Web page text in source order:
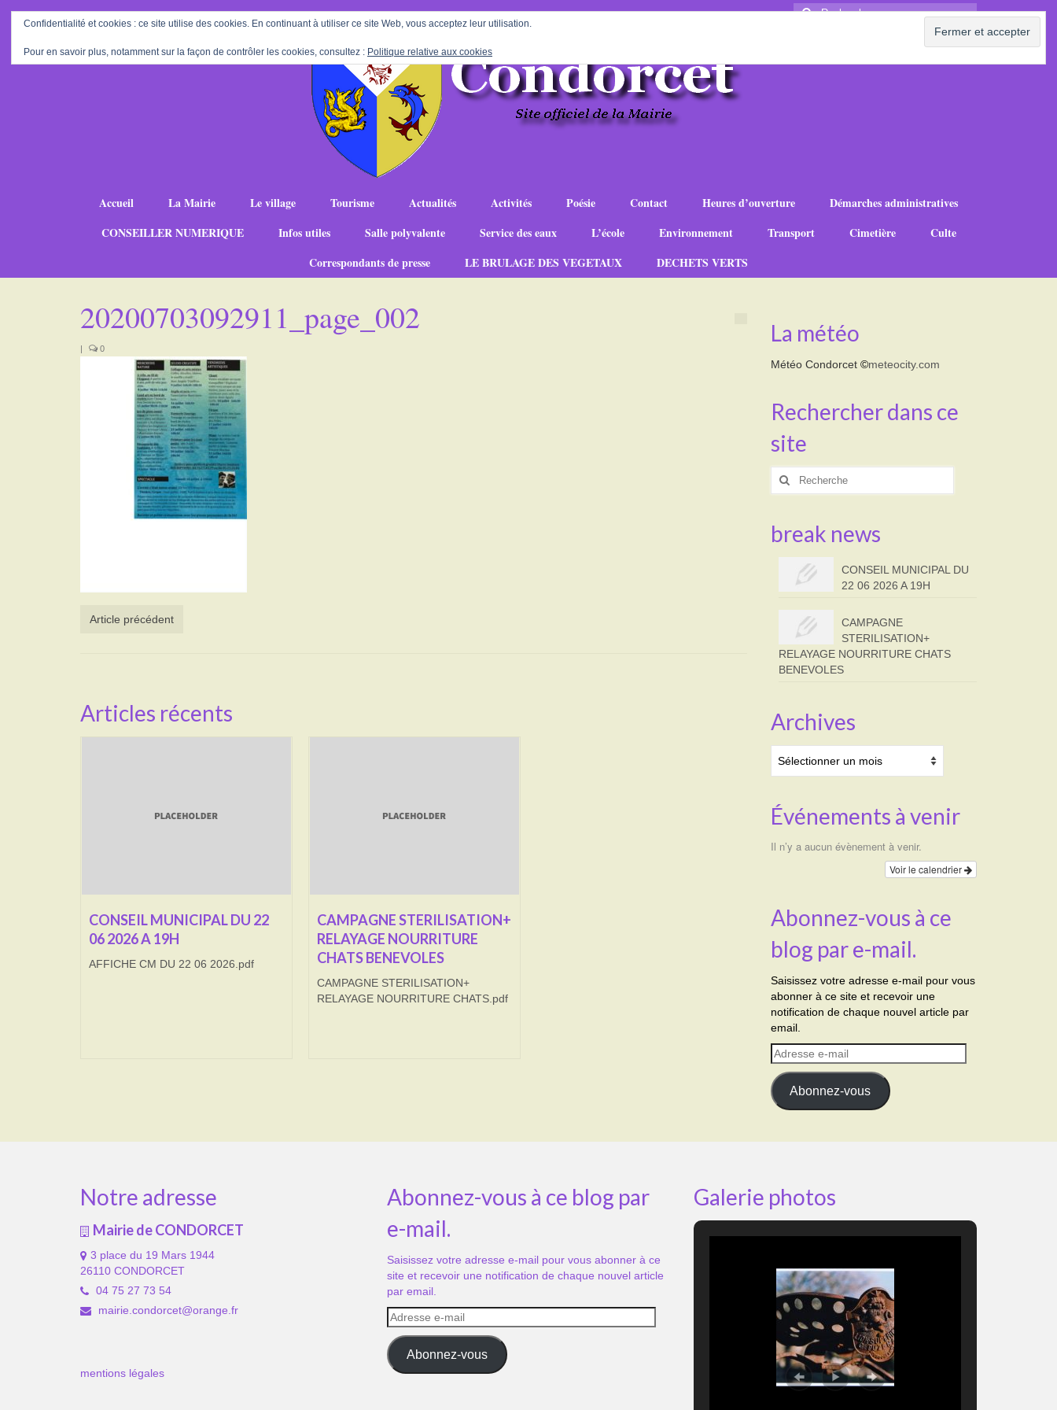
Rechercher
Accueil La Mairie Le village Tourisme Actualités Activités Poésie Contact Heures d’ouverture
Démarches administratives
CONSEILLER NUMERIQUE
Infos utiles Salle polyvalente Service des eaux L’école Environnement Transport Cimetière
Culte
Correspondants de presse
LE BRULAGE DES VEGETAUX DECHETS VERTS
20200703092911_page_002
| 0
Article précédent
Articles récents
CONSEIL MUNICIPAL DU 22
06 2026 A 19H
AFFICHE CM DU 22 06 2026.pdf
CAMPAGNE STERILISATION+
RELAYAGE NOURRITURE
CHATS BENEVOLES
CAMPAGNE STERILISATION+
RELAYAGE NOURRITURE CHATS.pdf
La météo
Météo Condorcet©meteocity.com
Rechercher dans ce
site
Rechercher
break news
CONSEIL MUNICIPAL DU
22 06 2026 A 19H
CAMPAGNE
STERILISATION+
RELAYAGE NOURRITURE CHATS
BENEVOLES
Archives
Événements à venir
Il n’y a aucun évènement à venir.
Voir le calendrier
Abonnez-vous à ce
blog par e-mail.
Saisissez votre adresse e-mail pour vous
abonner à ce site et recevoir une
notification de chaque nouvel article par
email.
Adresse
e-
mail
Abonnez-vous
Notre adresse
Mairie de CONDORCET
3 place du 19 Mars 1944
26110 CONDORCET
04 75 27 73 54
mairie.condorcet@orange.fr
mentions légales
Abonnez-vous à ce blog par
e-mail.
Saisissez votre adresse e-mail pour vous abonner à ce
site et recevoir une notification de chaque nouvel article
par email.
Adresse
e-
mail
Abonnez-vous
Galerie photos
Confidentialité et cookies : ce site utilise des cookies. En continuant à utiliser ce site Web, vous acceptez leur utilisation.
Pour en savoir plus, notamment sur la façon de contrôler les cookies, consultez : Politique relative aux cookies